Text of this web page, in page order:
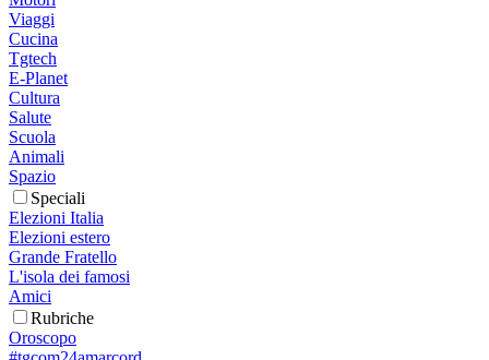
Viaggi
Cucina
Tgtech
E-Planet
Cultura
Salute
Scuola
Animali
Spazio
Speciali
Elezioni Italia
Elezioni estero
Grande Fratello
L'isola dei famosi
Amici
Rubriche
Oroscopo